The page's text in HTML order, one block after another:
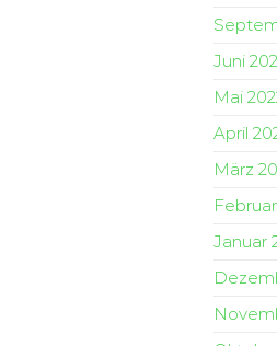
Juni
Mai
April
März
Januar